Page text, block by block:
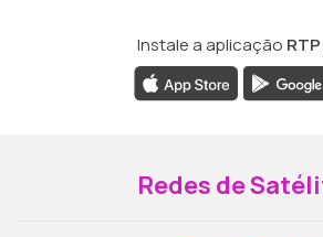
Instale a aplicação
Redes de